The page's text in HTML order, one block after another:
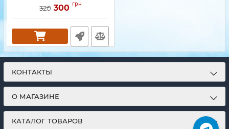
320 300 грн
КОНТАКТЫ
О МАГАЗИНЕ
КАТАЛОГ ТОВАРОВ